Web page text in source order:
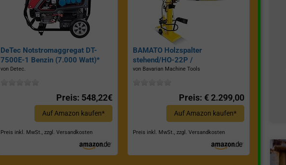
DeTec Notstromaggregat DT-
7500E-1 Benzin (7.000 Watt)*
von Detec.
Preis: 548,22€
Auf Amazon kaufen*
Preis inkl. MwSt., zzgl. Versandkosten
BAMATO Holzspalter
stehend/HO-22P /
Zapfwellenantrieb, Inkl.
von Bavarian Machine Tools
Preis: € 2.299,00
Auf Amazon kaufen*
Preis inkl. MwSt., zzgl. Versandkosten